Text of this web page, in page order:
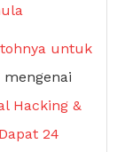
untuk
mengenai
Hacking &
24